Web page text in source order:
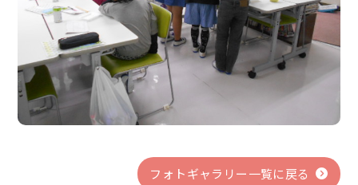
フォトギャラリー一覧に戻る